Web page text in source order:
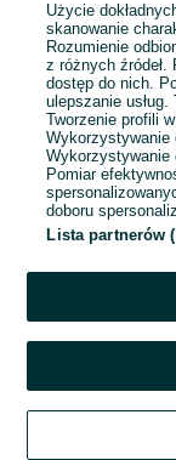
Użycie
skanowanie
Rozumienie
z różnych źródeł.
dostęp do nich.
ulepszanie
Tworzenie profili
Wykorzystywanie
Wykorzystywanie
Pomiar
doboru
Lista partnerów